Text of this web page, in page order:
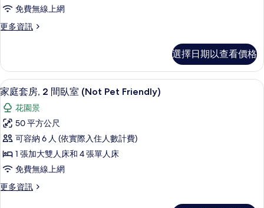
相
片
的
詳
情
間
室
(Pet
Friendly)
的
所
有
相
片
免費無線上網
更多資訊
更
客
房,
2
間
臥
室
(Pet
Friendly)
的
詳
情
選擇日期以查看價格
顯
示
家
庭
套
房,
間
家庭套房, 2 間臥室 (Not Pet
15
家庭套房, 2 間臥室 (Not Pet Friendly)
花園景
50 平方公尺
可容納 6 人 (依實際入住人數計費)
1 張加大雙人床和 4 張單人床
免費無線上網
更多資訊
更